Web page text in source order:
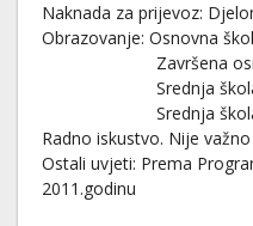
Naknada za prijevoz:
Obrazovanje: Osnovna
Završena
Srednja škola 3
Srednja škola 4
Radno iskustvo. Nije važno
Ostali uvjeti: Prema
2011.godinu